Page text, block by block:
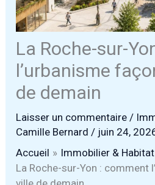
La Roche-sur-
l’urbanisme
de demain
Laisser un commentaire /
Camille Bernard/ juin 24,
Accueil
Immobilier & Habitat
La Roche-sur-Yon : comment